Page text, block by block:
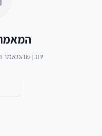
יתכן שהמאמר